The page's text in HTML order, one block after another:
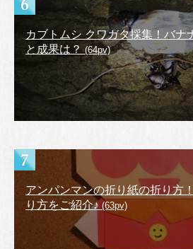
カブトムシ クワガタ採集！バナ
と成果は？(64pv)
アンパンマンの折り紙の折り方
り方をご紹介♪ (63pv)